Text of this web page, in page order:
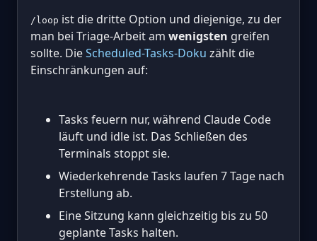
/loop ist die dritte Option und diejenige, zu der
man bei Triage-Arbeit am wenigsten greifen
sollte. DieScheduled-Tasks-Doku zählt die
Einschränkungen auf:
Tasks feuern nur, während Claude Code
läuft und idle ist. Das Schließen des
Terminals stoppt sie.
Wiederkehrende Tasks laufen 7 Tage nach
Erstellung ab.
Eine Sitzung kann gleichzeitig bis zu 50
geplante Tasks halten.